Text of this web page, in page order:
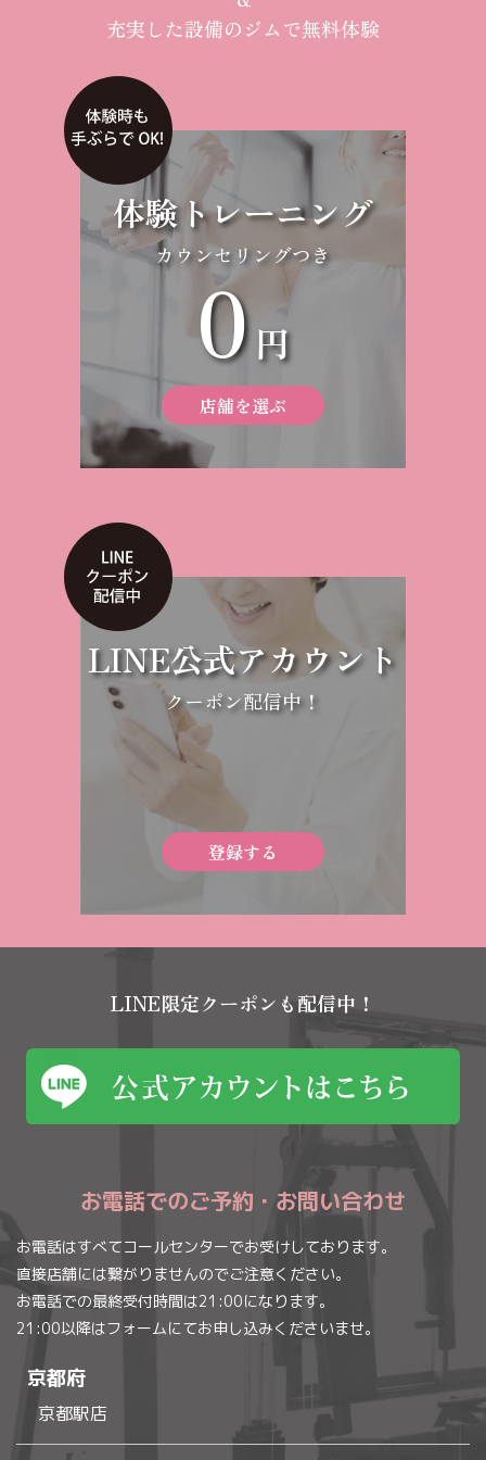
充実した設備のジムで無料体験
体験トレーニング
カウンセリングつき
0円
店舗を選ぶ
LINE公式アカウント
クーポン配信中！
登録する
LINE限定クーポンも配信中！
お電話でのご予約・お問い合わせ
お電話はすべてコールセンターでお受けしております。
直接店舗には繋がりませんのでご注意ください。
お電話での最終受付時間は21:00になります。
21:00以降はフォームにてお申し込みくださいませ。
京都府
京都駅店